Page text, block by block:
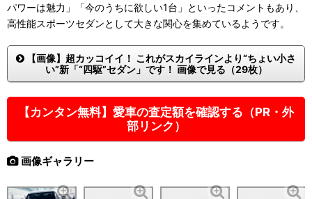
パワーは魅力」「今のうちに欲しい1台」といったコメントもあり、
高性能スポーツセダンとして大きな関心を集めているようです。
【画像】超カッコイイ！ これがスカイラインより“ちょい小さ
い”新「“四駆”セダン」です！ 画像で見る（29枚）
【カンタン無料】愛車の査定額を確認する（PR・外
部リンク）
画像ギャラリー